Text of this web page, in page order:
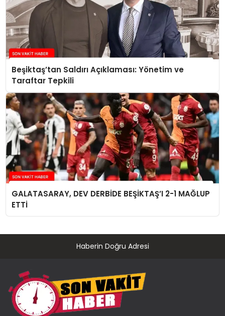
Beşiktaş’tan Saldırı Açıklaması: Yönetim ve
Taraftar Tepkili
GALATASARAY, DEV DERBİDE BEŞİKTAŞ’I 2-1 MAĞLUP
ETTİ
Haberin Doğru Adresi